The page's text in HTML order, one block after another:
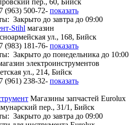
(963) 500-72- показать
Закрыто до завтра до 09:00
Stihl магазин
ул., 168, Бийск
(983) 181-76- показать
Закрыто до понедельника до 10:00
электроинструментов
ул., 214, Бийск
(961) 238-32- показать
Магазины запчастей Eurolux
пер., 31/1, Бийск
Закрыто до завтра до 09:00